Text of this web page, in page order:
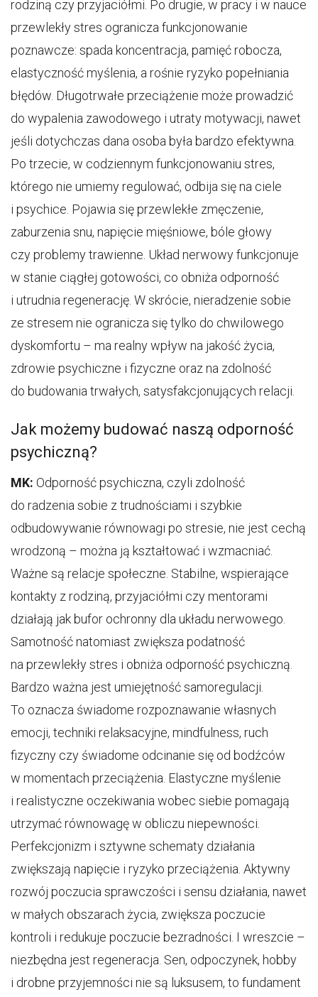
rodziną czy przyjaciółmi. Po drugie, w pracy i w nauce
przewlekły stres ogranicza funkcjonowanie
poznawcze: spada koncentracja, pamięć robocza,
elastyczność myślenia, a rośnie ryzyko popełniania
błędów. Długotrwałe przeciążenie może prowadzić
do wypalenia zawodowego i utraty motywacji, nawet
jeśli dotychczas dana osoba była bardzo efektywna.
Po trzecie, w codziennym funkcjonowaniu stres,
którego nie umiemy regulować, odbija się na ciele
i psychice. Pojawia się przewlekłe zmęczenie,
zaburzenia snu, napięcie mięśniowe, bóle głowy
czy problemy trawienne. Układ nerwowy funkcjonuje
w stanie ciągłej gotowości, co obniża odporność
i utrudnia regenerację. W skrócie, nieradzenie sobie
ze stresem nie ogranicza się tylko do chwilowego
dyskomfortu – ma realny wpływ na jakość życia,
zdrowie psychiczne i fizyczne oraz na zdolność
do budowania trwałych, satysfakcjonujących relacji.
Jak możemy budować naszą odporność
psychiczną?
MK: Odporność psychiczna, czyli zdolność
do radzenia sobie z trudnościami i szybkie
odbudowywanie równowagi po stresie, nie jest cechą
wrodzoną – można ją kształtować i wzmacniać.
Ważne są relacje społeczne. Stabilne, wspierające
kontakty z rodziną, przyjaciółmi czy mentorami
działają jak bufor ochronny dla układu nerwowego.
Samotność natomiast zwiększa podatność
na przewlekły stres i obniża odporność psychiczną.
Bardzo ważna jest umiejętność samoregulacji.
To oznacza świadome rozpoznawanie własnych
emocji, techniki relaksacyjne, mindfulness, ruch
fizyczny czy świadome odcinanie się od bodźców
w momentach przeciążenia. Elastyczne myślenie
i realistyczne oczekiwania wobec siebie pomagają
utrzymać równowagę w obliczu niepewności.
Perfekcjonizm i sztywne schematy działania
zwiększają napięcie i ryzyko przeciążenia. Aktywny
rozwój poczucia sprawczości i sensu działania, nawet
w małych obszarach życia, zwiększa poczucie
kontroli i redukuje poczucie bezradności. I wreszcie –
niezbędna jest regeneracja. Sen, odpoczynek, hobby
i drobne przyjemności nie są luksusem, to fundament